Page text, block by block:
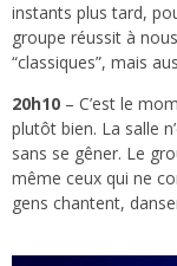
instants plus tard,
groupe réussit à
“classiques”, mais
20h10 – C’est le
plutôt bien. La salle
sans se gêner. Le
même ceux qui ne
gens chantent,